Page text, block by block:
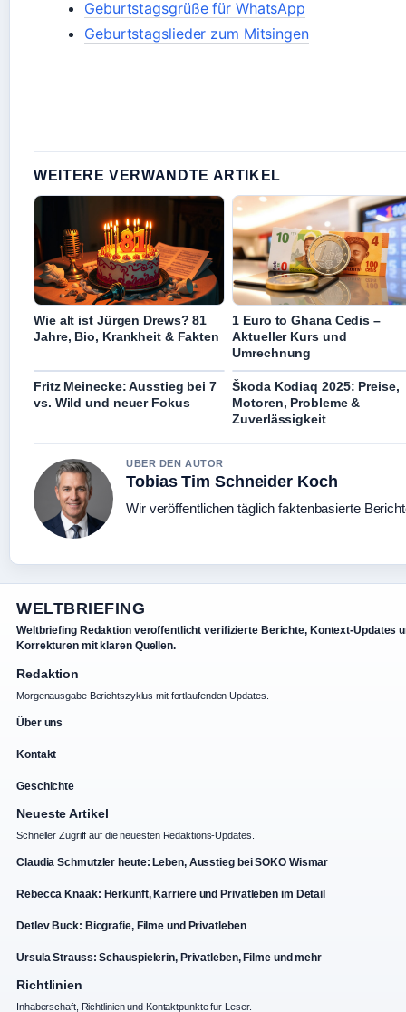
Geburtstagsgrüße für WhatsApp
Geburtstagslieder zum Mitsingen
WEITERE VERWANDTE ARTIKEL
Wie alt ist Jürgen Drews? 81
Jahre, Bio, Krankheit & Fakten
1 Euro to Ghana Cedis –
Aktueller Kurs und
Umrechnung
Fritz Meinecke: Ausstieg bei 7
vs. Wild und neuer Fokus
Škoda Kodiaq 2025: Preise,
Motoren, Probleme &
Zuverlässigkeit
UBER DEN AUTOR
Tobias Tim Schneider Koch
Wir veröffentlichen täglich faktenbasierte
WELTBRIEFING
Weltbriefing Redaktion veroffentlicht verifizierte Berichte, Kontext-Updates
Korrekturen mit klaren Quellen.
Redaktion
Morgenausgabe Berichtszyklus mit fortlaufenden Updates.
Über uns
Kontakt
Geschichte
Neueste Artikel
Schneller Zugriff auf die neuesten Redaktions-Updates.
Claudia Schmutzler heute: Leben, Ausstieg bei SOKO Wismar
Rebecca Knaak: Herkunft, Karriere und Privatleben im Detail
Detlev Buck: Biografie, Filme und Privatleben
Ursula Strauss: Schauspielerin, Privatleben, Filme und mehr
Richtlinien
Inhaberschaft, Richtlinien und Kontaktpunkte fur Leser.